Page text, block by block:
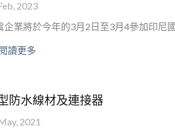
2023
企業將於今年的3月2日至3月4參加印尼
讀更多
防水線材及連接器
2021